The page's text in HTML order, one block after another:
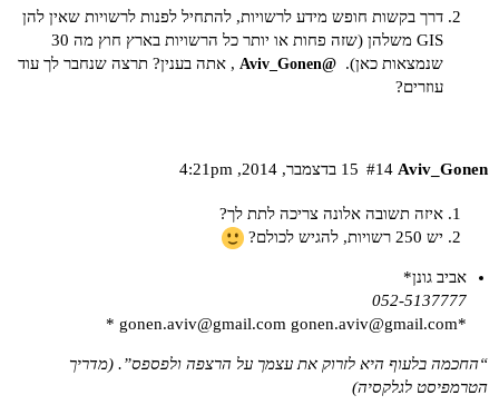
דרך בקשות חופש מידע לרשויות, להתחיל לפנות לרשויות שאין להן
GIS משלהן (שזה פחות או יותר כל הרשויות בארץ חוץ מה 30
שנמצאות כאן). @Aviv_Gonen
, אתה בענין? תרצה שנחבר לך עוד
עוזרים?
Aviv_Gonen 15 בדצמבר,‏ 2014,‏ 4:21pm #14
איזה תשובה אלונה צריכה לתת לך?
יש 250 רשויות, להגיש לכולם?
אביב גונן*
052-5137777
*gonen.aviv@gmail.com
gonen.aviv@gmail.com
*
“החכמה בלעוף היא לזרוק את עצמך על הרצפה ולפספס”. (מדריך
הטרמפיסט לגלקסיה)